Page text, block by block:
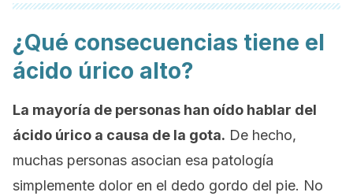
¿Qué consecuencias tiene el
ácido úrico alto?
La mayoría de personas han oído hablar del
ácido úrico a causa de la gota. De hecho,
muchas personas asocian esa patología
simplemente dolor en el dedo gordo del pie. No